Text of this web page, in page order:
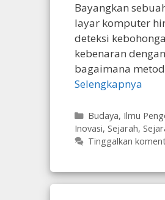
Bayangkan
layar komputer
deteksi
kebenaran
bagaimana
Selengkapnya
Kategori
Budaya, Ilmu
Inovasi, Sejarah,
Tinggalkan